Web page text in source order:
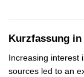
Kurzfassung
Increasing interest
sources led to an